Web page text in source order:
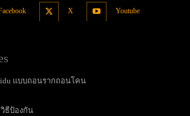
X Youtube
แบบถอนรากถอนโคน
ธีป้องกัน